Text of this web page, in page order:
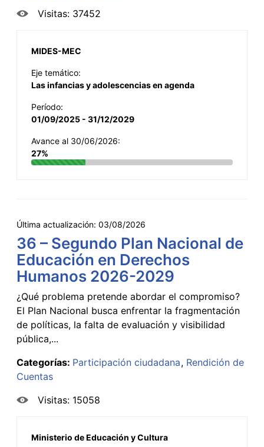
Visitas: 37452
MIDES-MEC
Eje temático:
Las infancias y adolescencias en agenda
Período:
01/09/2025 - 31/12/2029
Avance al 30/06/2026:
27%
Última actualización: 03/08/2026
36 – Segundo Plan Nacional de
Educación en Derechos
Humanos 2026-2029
¿Qué problema pretende abordar el compromiso?
El Plan Nacional busca enfrentar la fragmentación
de políticas, la falta de evaluación y visibilidad
pública,...
Categorías: Participación ciudadana Rendición de
Cuentas
Visitas: 15058
Ministerio de Educación y Cultura